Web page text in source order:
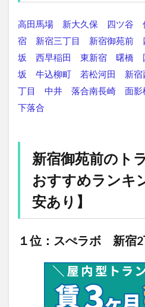
高田馬場 新大久保 四ツ谷
宿
新宿三丁目 新宿御苑前
坂
西早稲田 東新宿 曙橋
坂
牛込柳町 若松河田 新宿
丁目
中井 落合南長崎 面影
下落合
新宿御苑前のト
おすすめランキ
安あり】
１位：スぺラボ 新宿